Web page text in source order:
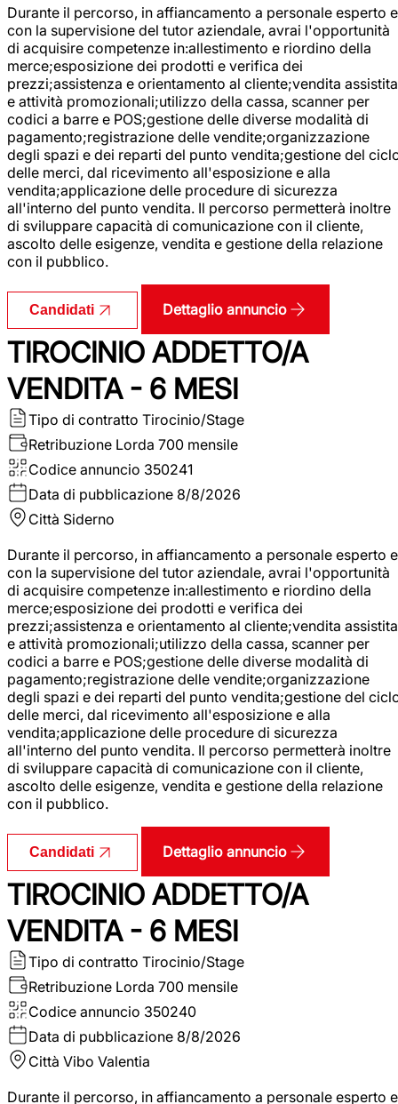
Durante il percorso, in affiancamento a personale esperto e
con la supervisione del tutor aziendale, avrai l'opportunità
di acquisire competenze in:allestimento e riordino della
merce;esposizione dei prodotti e verifica dei
prezzi;assistenza e orientamento al cliente;vendita assistita
e attività promozionali;utilizzo della cassa, scanner per
codici a barre e POS;gestione delle diverse modalità di
pagamento;registrazione delle vendite;organizzazione
degli spazi e dei reparti del punto vendita;gestione del
delle merci, dal ricevimento all'esposizione e alla
vendita;applicazione delle procedure di sicurezza
all'interno del punto vendita. Il percorso permetterà inoltre
di sviluppare capacità di comunicazione con il cliente,
ascolto delle esigenze, vendita e gestione della relazione
con il pubblico.
Candidati Dettaglio annuncio
TIROCINIO ADDETTO/A
VENDITA - 6 MESI
Tipo di contratto Tirocinio/Stage
Retribuzione Lorda 700 mensile
Codice annuncio 350241
Data di pubblicazione 8/8/2026
Città Siderno
Durante il percorso, in affiancamento a personale esperto e
con la supervisione del tutor aziendale, avrai l'opportunità
di acquisire competenze in:allestimento e riordino della
merce;esposizione dei prodotti e verifica dei
prezzi;assistenza e orientamento al cliente;vendita assistita
e attività promozionali;utilizzo della cassa, scanner per
codici a barre e POS;gestione delle diverse modalità di
pagamento;registrazione delle vendite;organizzazione
degli spazi e dei reparti del punto vendita;gestione del
delle merci, dal ricevimento all'esposizione e alla
vendita;applicazione delle procedure di sicurezza
all'interno del punto vendita. Il percorso permetterà inoltre
di sviluppare capacità di comunicazione con il cliente,
ascolto delle esigenze, vendita e gestione della relazione
con il pubblico.
Candidati Dettaglio annuncio
TIROCINIO ADDETTO/A
VENDITA - 6 MESI
Tipo di contratto Tirocinio/Stage
Retribuzione Lorda 700 mensile
Codice annuncio 350240
Data di pubblicazione 8/8/2026
Città Vibo Valentia
Durante il percorso, in affiancamento a personale esperto e